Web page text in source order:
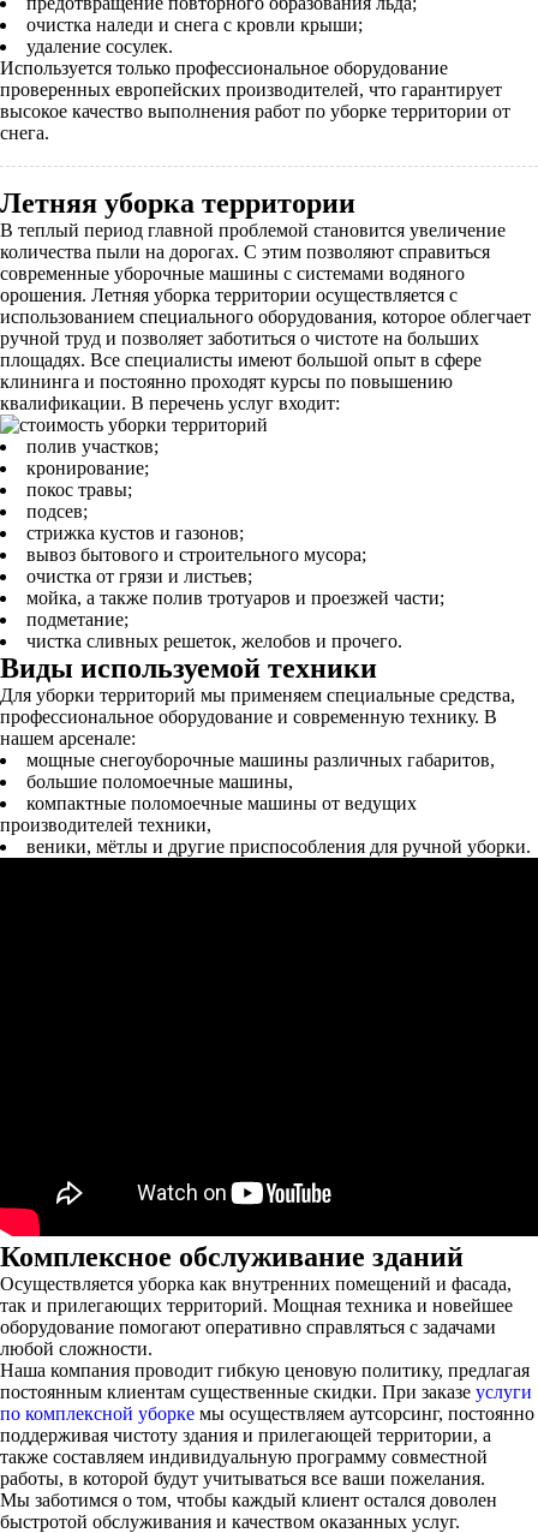
очистка наледи и снега с кровли крыши;
удаление сосулек.
Используется только профессиональное оборудование
проверенных европейских производителей, что гарантирует
высокое качество выполнения работ по уборке территории от
снега.
Летняя уборка территории
В теплый период главной проблемой становится увеличение
количества пыли на дорогах. С этим позволяют справиться
современные уборочные машины с системами водяного
орошения. Летняя уборка территории осуществляется с
использованием специального оборудования, которое облегчает
ручной труд и позволяет заботиться о чистоте на больших
площадях. Все специалисты имеют большой опыт в сфере
клининга и постоянно проходят курсы по повышению
квалификации. В перечень услуг входит:
полив участков;
кронирование;
покос травы;
подсев;
стрижка кустов и газонов;
вывоз бытового и строительного мусора;
очистка от грязи и листьев;
мойка, а также полив тротуаров и проезжей части;
подметание;
чистка сливных решеток, желобов и прочего.
Виды используемой техники
Для уборки территорий мы применяем специальные средства,
профессиональное оборудование и современную технику. В
нашем арсенале:
мощные снегоуборочные машины различных габаритов,
большие поломоечные машины,
компактные поломоечные машины от ведущих
производителей техники,
веники, мётлы и другие приспособления для ручной уборки.
Комплексное обслуживание зданий
Осуществляется уборка как внутренних помещений и фасада,
так и прилегающих территорий. Мощная техника и новейшее
оборудование помогают оперативно справляться с задачами
любой сложности.
Наша компания проводит гибкую ценовую политику, предлагая
постоянным клиентам существенные скидки. При заказе услуги
по комплексной уборке мы осуществляем аутсорсинг, постоянно
поддерживая чистоту здания и прилегающей территории, а
также составляем индивидуальную программу совместной
работы, в которой будут учитываться все ваши пожелания.
Мы заботимся о том, чтобы каждый клиент остался доволен
быстротой обслуживания и качеством оказанных услуг.